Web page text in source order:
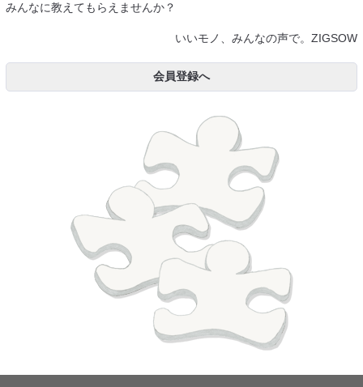
みんなに教えてもらえませんか？
いいモノ、みんなの声で。ZIGSOW
会員登録へ